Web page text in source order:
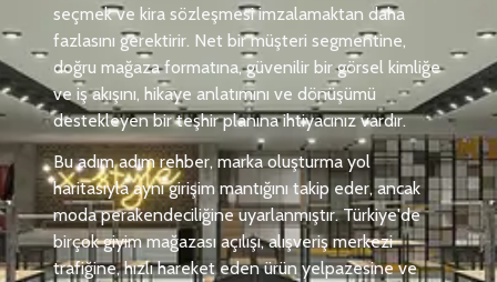
seçmek ve kira sözleşmesi imzalamaktan daha
fazlasını gerektirir. Net bir müşteri segmentine,
doğru mağaza formatına, güvenilir bir görsel kimliğe
ve iş akışını, hikaye anlatımını ve dönüşümü
destekleyen bir teşhir planına ihtiyacınız vardır.
Bu adım adım rehber, marka oluşturma yol
haritasıyla aynı girişim mantığını takip eder, ancak
moda perakendeciliğine uyarlanmıştır. Türkiye'de
birçok giyim mağazası açılışı, alışveriş merkezi
trafiğine, hızlı hareket eden ürün yelpazesine ve